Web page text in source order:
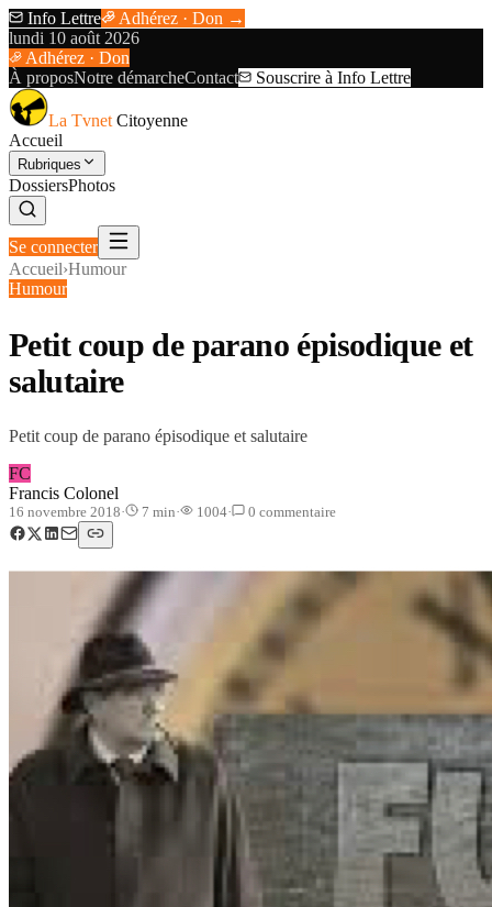
Info Lettre
Adhérez · Don →
lundi 10 août 2026
Adhérez · Don
À proposNotre démarcheContact Souscrire à Info Lettre
La Tvnet Citoyenne
Accueil
Rubriques
DossiersPhotos
Se connecter
Accueil›Humour
Humour
Petit coup de parano épisodique et
salutaire
Petit coup de parano épisodique et salutaire
FC
Francis Colonel
16 novembre 2018· 7 min· 1004· 0 commentaire